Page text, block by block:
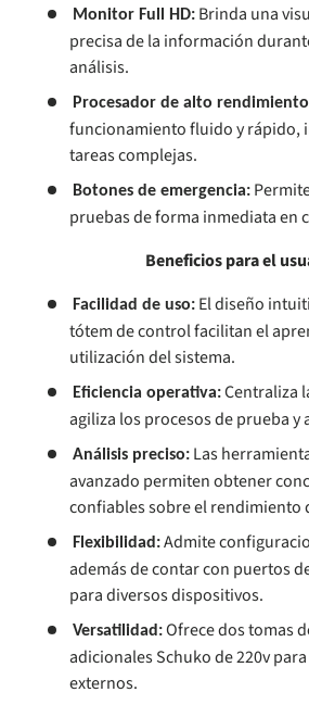
Monitor Full HD: Brinda una
precisa de la información
análisis.
Procesador de alto
funcionamiento fluido y rápido,
tareas complejas.
Botones de emergencia:
pruebas de forma inmediata en
Beneficios para el
Facilidad de uso: El diseño
tótem de control facilitan el
utilización del sistema.
Eficiencia operativa:Centraliza
agiliza los procesos de prueba y
Análisis preciso: Las
avanzado permiten obtener
confiables sobre el rendimiento
Flexibilidad:Admite
además de contar con puertos
para diversos dispositivos.
Versatilidad:Ofrece dos tomas
adicionales Schuko de 220v
externos.